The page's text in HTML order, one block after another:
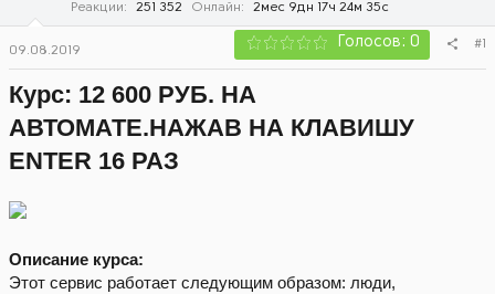
л
а
Реакции
251 352 Онлайн 2мес 9дн 17ч 24м 35с
09.08.2019 Голосов: 0 #1
Курс: 12 600 РУБ. НА
АВТОМАТЕ.НАЖАВ НА КЛАВИШУ
ENTER 16 РАЗ
Описание курса:
Этот сервис работает следующим образом: люди,